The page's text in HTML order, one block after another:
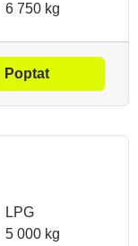
6 750 kg
Poptat
LPG
5 000 kg